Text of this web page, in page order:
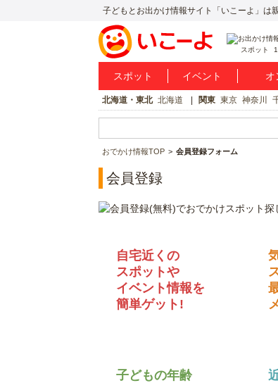
子どもとお出かけ情報サイト「いこーよ」は
スポット
スポット イベント オ
北海道・東北 北海道 関東 東京 神奈川
おでかけ情報TOP 会員登録フォーム
会員登録
自宅近くの
スポットや
イベント情報を
簡単ゲット!
子どもの年齢